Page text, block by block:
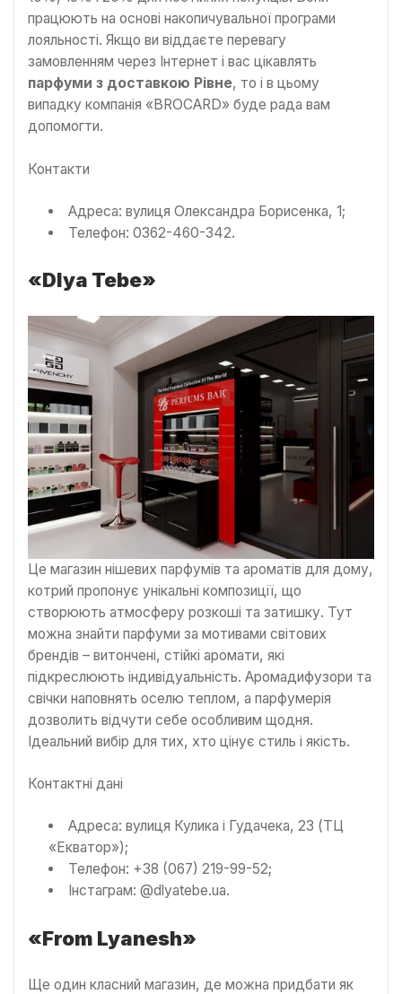
працюють на основі накопичувальної програми
лояльності. Якщо ви віддаєте перевагу
замовленням через Інтернет і вас цікавлять
парфуми з доставкою Рівне, то і в цьому
випадку компанія «BROCARD» буде рада вам
допомогти.
Контакти
Адреса: вулиця Олександра Борисенка, 1;
Телефон: 0362-460-342.
«Dlya Tebe»
Це магазин нішевих парфумів та ароматів для дому,
котрий пропонує унікальні композиції, що
створюють атмосферу розкоші та затишку. Тут
можна знайти парфуми за мотивами світових
брендів – витончені, стійкі аромати, які
підкреслюють індивідуальність. Аромадифузори та
свічки наповнять оселю теплом, а парфумерія
дозволить відчути себе особливим щодня.
Ідеальний вибір для тих, хто цінує стиль і якість.
Контактні дані
Адреса: вулиця Кулика і Гудачека, 23 (ТЦ
«Екватор»);
Телефон: +38 (067) 219-99-52;
Інстаграм: @dlyatebe.ua.
«From Lyanesh»
Ще один класний магазин, де можна придбати як